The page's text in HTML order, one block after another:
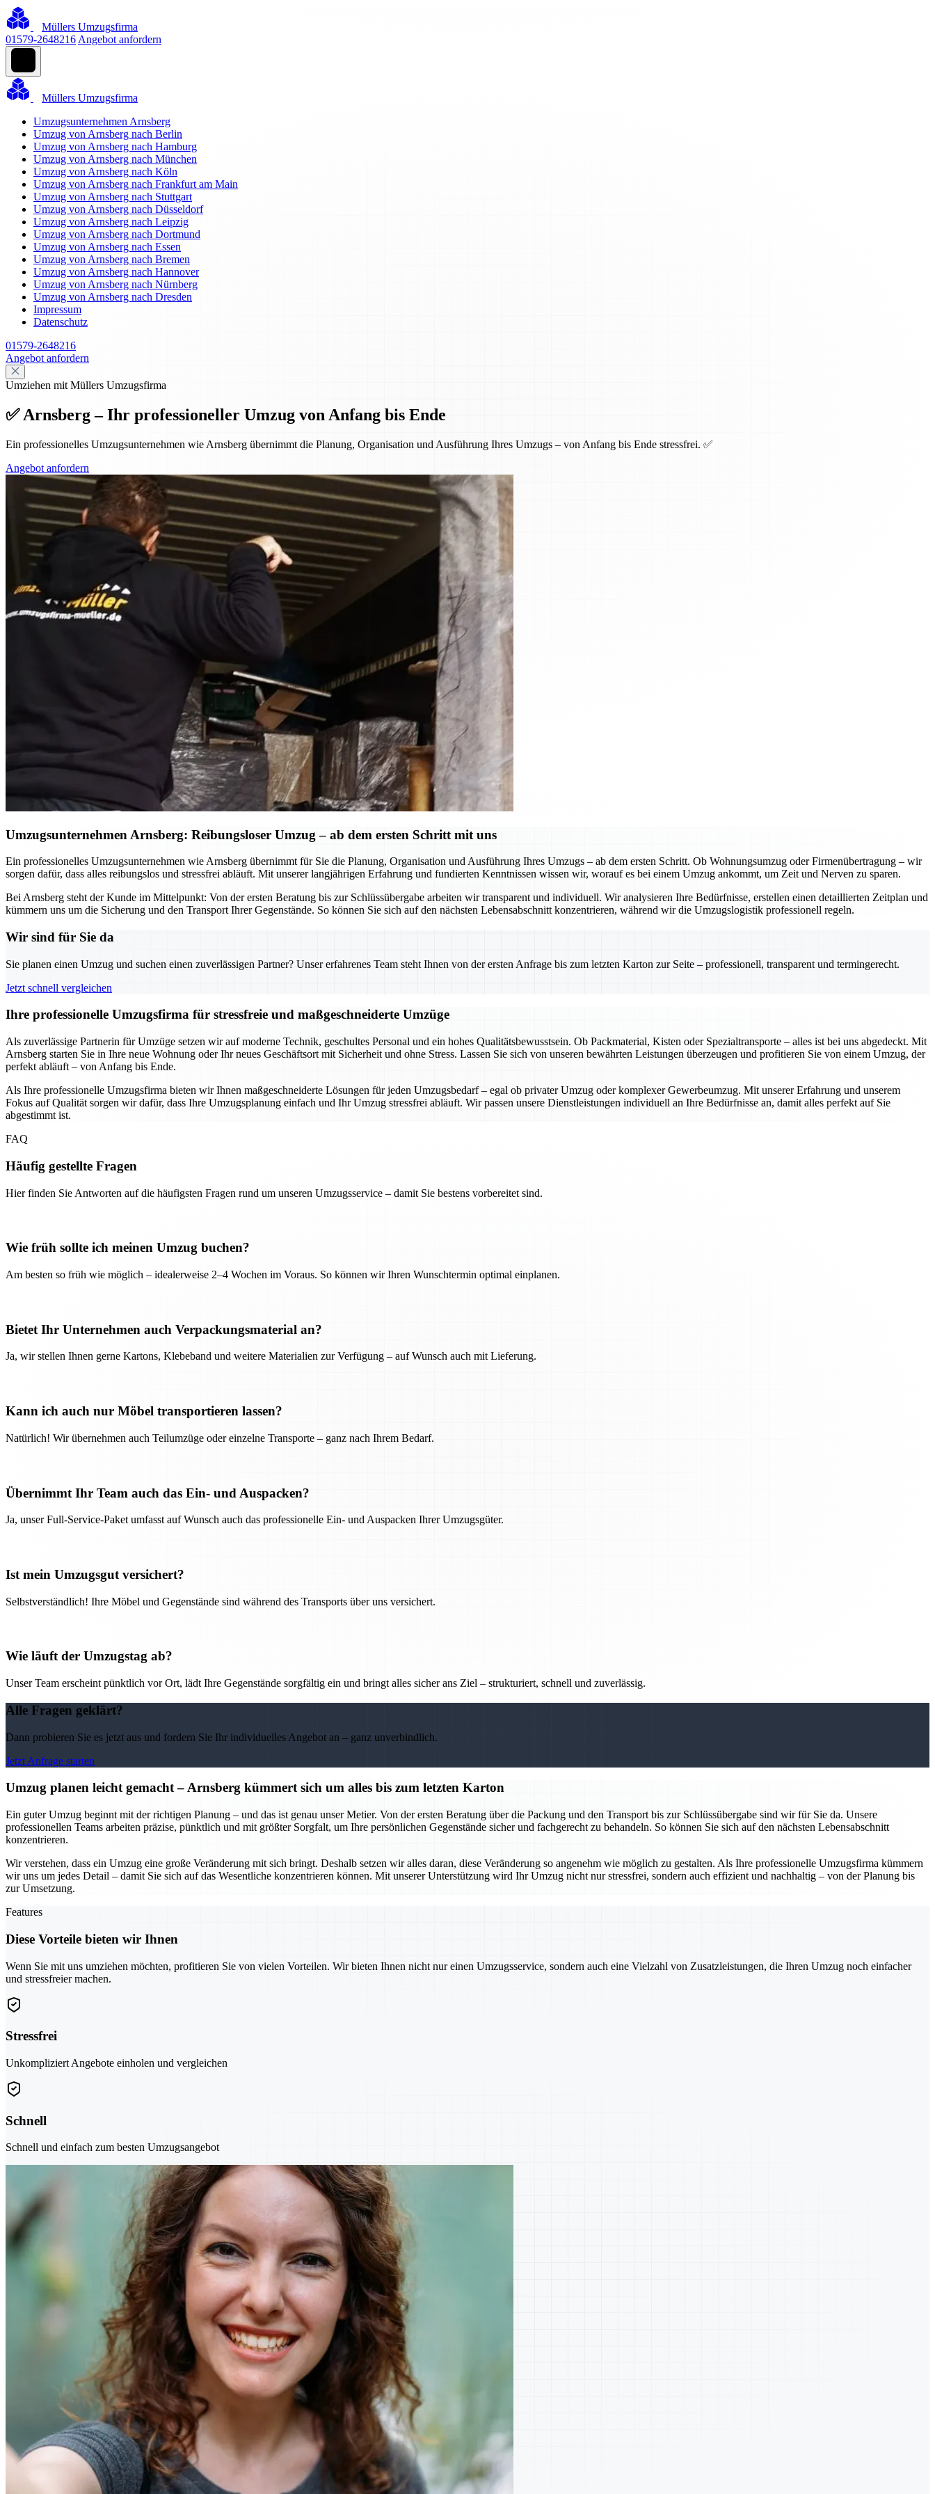
Müllers Umzugsfirma
01579-2648216 Angebot anfordern
Müllers Umzugsfirma
Umzugsunternehmen Arnsberg
Umzug von Arnsberg nach Berlin
Umzug von Arnsberg nach Hamburg
Umzug von Arnsberg nach München
Umzug von Arnsberg nach Köln
Umzug von Arnsberg nach Frankfurt am Main
Umzug von Arnsberg nach Stuttgart
Umzug von Arnsberg nach Düsseldorf
Umzug von Arnsberg nach Leipzig
Umzug von Arnsberg nach Dortmund
Umzug von Arnsberg nach Essen
Umzug von Arnsberg nach Bremen
Umzug von Arnsberg nach Hannover
Umzug von Arnsberg nach Nürnberg
Umzug von Arnsberg nach Dresden
Impressum
Datenschutz
01579-2648216
Angebot anfordern
Umziehen mit Müllers Umzugsfirma
✅ Arnsberg – Ihr professioneller Umzug von Anfang bis Ende
Ein professionelles Umzugsunternehmen wie Arnsberg übernimmt die Planung, Organisation und Ausführung Ihres Umzugs – von Anfang bis Ende stressfrei. ✅
Angebot anfordern
Umzugsunternehmen Arnsberg: Reibungsloser Umzug – ab dem ersten Schritt mit uns
Ein professionelles Umzugsunternehmen wie Arnsberg übernimmt für Sie die Planung, Organisation und Ausführung Ihres Umzugs – ab dem ersten Schritt. Ob Wohnungsumzug oder Firmenübertragung – wir
sorgen dafür, dass alles reibungslos und stressfrei abläuft. Mit unserer langjährigen Erfahrung und fundierten Kenntnissen wissen wir, worauf es bei einem Umzug ankommt, um Zeit und Nerven zu sparen.
Bei Arnsberg steht der Kunde im Mittelpunkt: Von der ersten Beratung bis zur Schlüssübergabe arbeiten wir transparent und individuell. Wir analysieren Ihre Bedürfnisse, erstellen einen detaillierten Zeitplan und
kümmern uns um die Sicherung und den Transport Ihrer Gegenstände. So können Sie sich auf den nächsten Lebensabschnitt konzentrieren, während wir die Umzugslogistik professionell regeln.
Wir sind für Sie da
Sie planen einen Umzug und suchen einen zuverlässigen Partner? Unser erfahrenes Team steht Ihnen von der ersten Anfrage bis zum letzten Karton zur Seite – professionell, transparent und termingerecht.
Jetzt schnell vergleichen
Ihre professionelle Umzugsfirma für stressfreie und maßgeschneiderte Umzüge
Als zuverlässige Partnerin für Umzüge setzen wir auf moderne Technik, geschultes Personal und ein hohes Qualitätsbewusstsein. Ob Packmaterial, Kisten oder Spezialtransporte – alles ist bei uns abgedeckt. Mit
Arnsberg starten Sie in Ihre neue Wohnung oder Ihr neues Geschäftsort mit Sicherheit und ohne Stress. Lassen Sie sich von unseren bewährten Leistungen überzeugen und profitieren Sie von einem Umzug, der
perfekt abläuft – von Anfang bis Ende.
Als Ihre professionelle Umzugsfirma bieten wir Ihnen maßgeschneiderte Lösungen für jeden Umzugsbedarf – egal ob privater Umzug oder komplexer Gewerbeumzug. Mit unserer Erfahrung und unserem
Fokus auf Qualität sorgen wir dafür, dass Ihre Umzugsplanung einfach und Ihr Umzug stressfrei abläuft. Wir passen unsere Dienstleistungen individuell an Ihre Bedürfnisse an, damit alles perfekt auf Sie
abgestimmt ist.
FAQ
Häufig gestellte Fragen
Hier finden Sie Antworten auf die häufigsten Fragen rund um unseren Umzugsservice – damit Sie bestens vorbereitet sind.
Wie früh sollte ich meinen Umzug buchen?
Am besten so früh wie möglich – idealerweise 2–4 Wochen im Voraus. So können wir Ihren Wunschtermin optimal einplanen.
Bietet Ihr Unternehmen auch Verpackungsmaterial an?
Ja, wir stellen Ihnen gerne Kartons, Klebeband und weitere Materialien zur Verfügung – auf Wunsch auch mit Lieferung.
Kann ich auch nur Möbel transportieren lassen?
Natürlich! Wir übernehmen auch Teilumzüge oder einzelne Transporte – ganz nach Ihrem Bedarf.
Übernimmt Ihr Team auch das Ein- und Auspacken?
Ja, unser Full-Service-Paket umfasst auf Wunsch auch das professionelle Ein- und Auspacken Ihrer Umzugsgüter.
Ist mein Umzugsgut versichert?
Selbstverständlich! Ihre Möbel und Gegenstände sind während des Transports über uns versichert.
Wie läuft der Umzugstag ab?
Unser Team erscheint pünktlich vor Ort, lädt Ihre Gegenstände sorgfältig ein und bringt alles sicher ans Ziel – strukturiert, schnell und zuverlässig.
Alle Fragen geklärt?
Dann probieren Sie es jetzt aus und fordern Sie Ihr individuelles Angebot an – ganz unverbindlich.
Jetzt Anfrage starten
Umzug planen leicht gemacht – Arnsberg kümmert sich um alles bis zum letzten Karton
Ein guter Umzug beginnt mit der richtigen Planung – und das ist genau unser Metier. Von der ersten Beratung über die Packung und den Transport bis zur Schlüssübergabe sind wir für Sie da. Unsere
professionellen Teams arbeiten präzise, pünktlich und mit größter Sorgfalt, um Ihre persönlichen Gegenstände sicher und fachgerecht zu behandeln. So können Sie sich auf den nächsten Lebensabschnitt
konzentrieren.
Wir verstehen, dass ein Umzug eine große Veränderung mit sich bringt. Deshalb setzen wir alles daran, diese Veränderung so angenehm wie möglich zu gestalten. Als Ihre professionelle Umzugsfirma kümmern
wir uns um jedes Detail – damit Sie sich auf das Wesentliche konzentrieren können. Mit unserer Unterstützung wird Ihr Umzug nicht nur stressfrei, sondern auch effizient und nachhaltig – von der Planung bis
zur Umsetzung.
Features
Diese Vorteile bieten wir Ihnen
Wenn Sie mit uns umziehen möchten, profitieren Sie von vielen Vorteilen. Wir bieten Ihnen nicht nur einen Umzugsservice, sondern auch eine Vielzahl von Zusatzleistungen, die Ihren Umzug noch einfacher
und stressfreier machen.
Stressfrei
Unkompliziert Angebote einholen und vergleichen
Schnell
Schnell und einfach zum besten Umzugsangebot